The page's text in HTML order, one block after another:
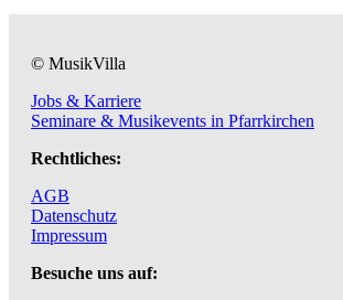
© MusikVilla
Jobs & Karriere
Seminare & Musikevents in Pfarrkirchen
Rechtliches:
AGB
Datenschutz
Impressum
Besuche uns auf: